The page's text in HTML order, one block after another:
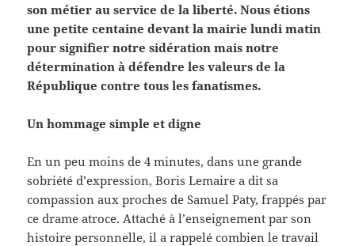
son métier au service de la liberté. Nous étions
une petite centaine devant la mairie lundi matin
pour signifier notre sidération mais notre
détermination à défendre les valeurs de la
République contre tous les fanatismes.
Un hommage simple et digne
En un peu moins de 4 minutes, dans une grande
sobriété d’expression, Boris Lemaire a dit sa
compassion aux proches de Samuel Paty, frappés par
ce drame atroce. Attaché à l’enseignement par son
histoire personnelle, il a rappelé combien le travail